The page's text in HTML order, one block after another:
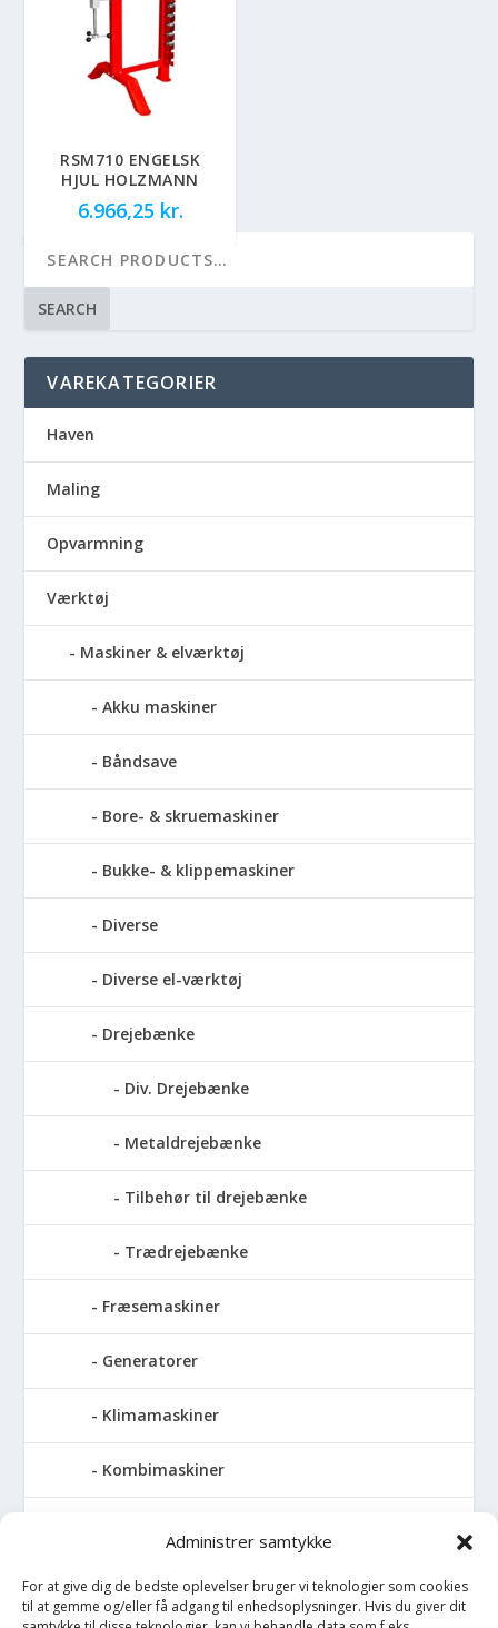
Administrer samtykke
For at give dig de bedste oplevelser bruger vi teknologier som cookies
til at gemme og/eller få adgang til enhedsoplysninger. Hvis du giver dit
RSM710 ENGELSK
HJUL HOLZMANN
6.966,25 kr.
SEARCH
VAREKATEGORIER
Haven
Maling
Opvarmning
Værktøj
Maskiner & elværktøj
Akku maskiner
Båndsave
Bore- & skruemaskiner
Bukke- & klippemaskiner
Diverse
Diverse el-værktøj
Drejebænke
Div. Drejebænke
Metaldrejebænke
Tilbehør til drejebænke
Trædrejebænke
Fræsemaskiner
Generatorer
Klimamaskiner
Kombimaskiner
Pressemaskiner